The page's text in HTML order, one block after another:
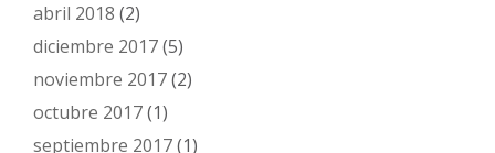
abril 2018 (2)
diciembre 2017(5)
noviembre 2017(2)
octubre 2017(1)
septiembre 2017(1)